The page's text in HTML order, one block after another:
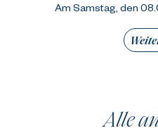
Am Samstag, den
Alle